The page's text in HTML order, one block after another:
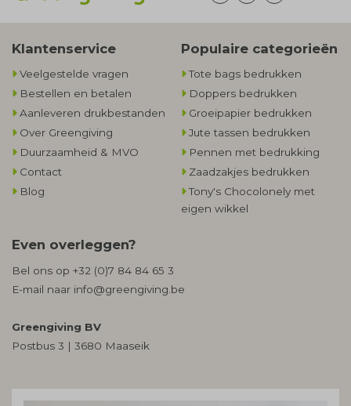
Klantenservice
Veelgestelde vragen
Bestellen en betalen
Aanleveren drukbestanden
Over Greengiving
Duurzaamheid & MVO
Contact
Blog
Populaire categorieën
Tote bags bedrukken
Doppers bedrukken
Groeipapier bedrukken
Jute tassen bedrukken
Pennen met bedrukking
Zaadzakjes bedrukken
Tony's Chocolonely met
eigen wikkel
Even overleggen?
Bel ons op +32 (0)7 84 84 65 3
E-mail naar info@greengiving.be
Greengiving BV
Postbus 3 | 3680 Maaseik